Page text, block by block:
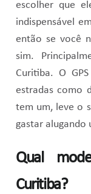
escolher que
indispensável
então se você
sim.
Curitiba. O
estradas como
tem um, leve o
gastar alugando
Qual
Curitiba?